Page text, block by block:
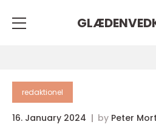
redaktionel
16. January 2024 by Peter